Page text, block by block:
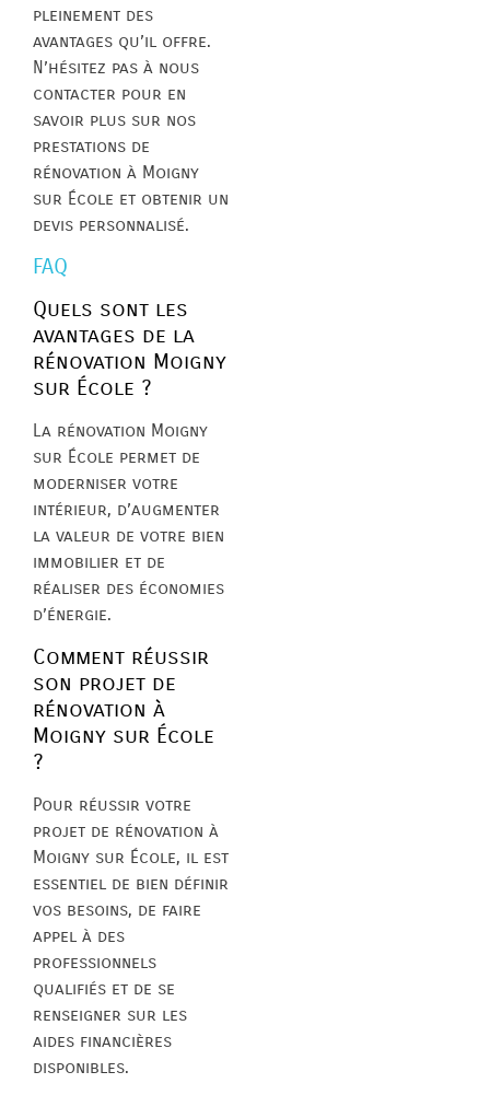
pleinement des
avantages qu’il offre.
N’hésitez pas à nous
contacter pour en
savoir plus sur nos
prestations de
rénovation à Moigny
sur École et obtenir un
devis personnalisé.
FAQ
Quels sont les
avantages de la
rénovation Moigny
sur École ?
La rénovation Moigny
sur École permet de
moderniser votre
intérieur, d’augmenter
la valeur de votre bien
immobilier et de
réaliser des économies
d’énergie.
Comment réussir
son projet de
rénovation à
Moigny sur École
?
Pour réussir votre
projet de rénovation à
Moigny sur École, il est
essentiel de bien définir
vos besoins, de faire
appel à des
professionnels
qualifiés et de se
renseigner sur les
aides financières
disponibles.